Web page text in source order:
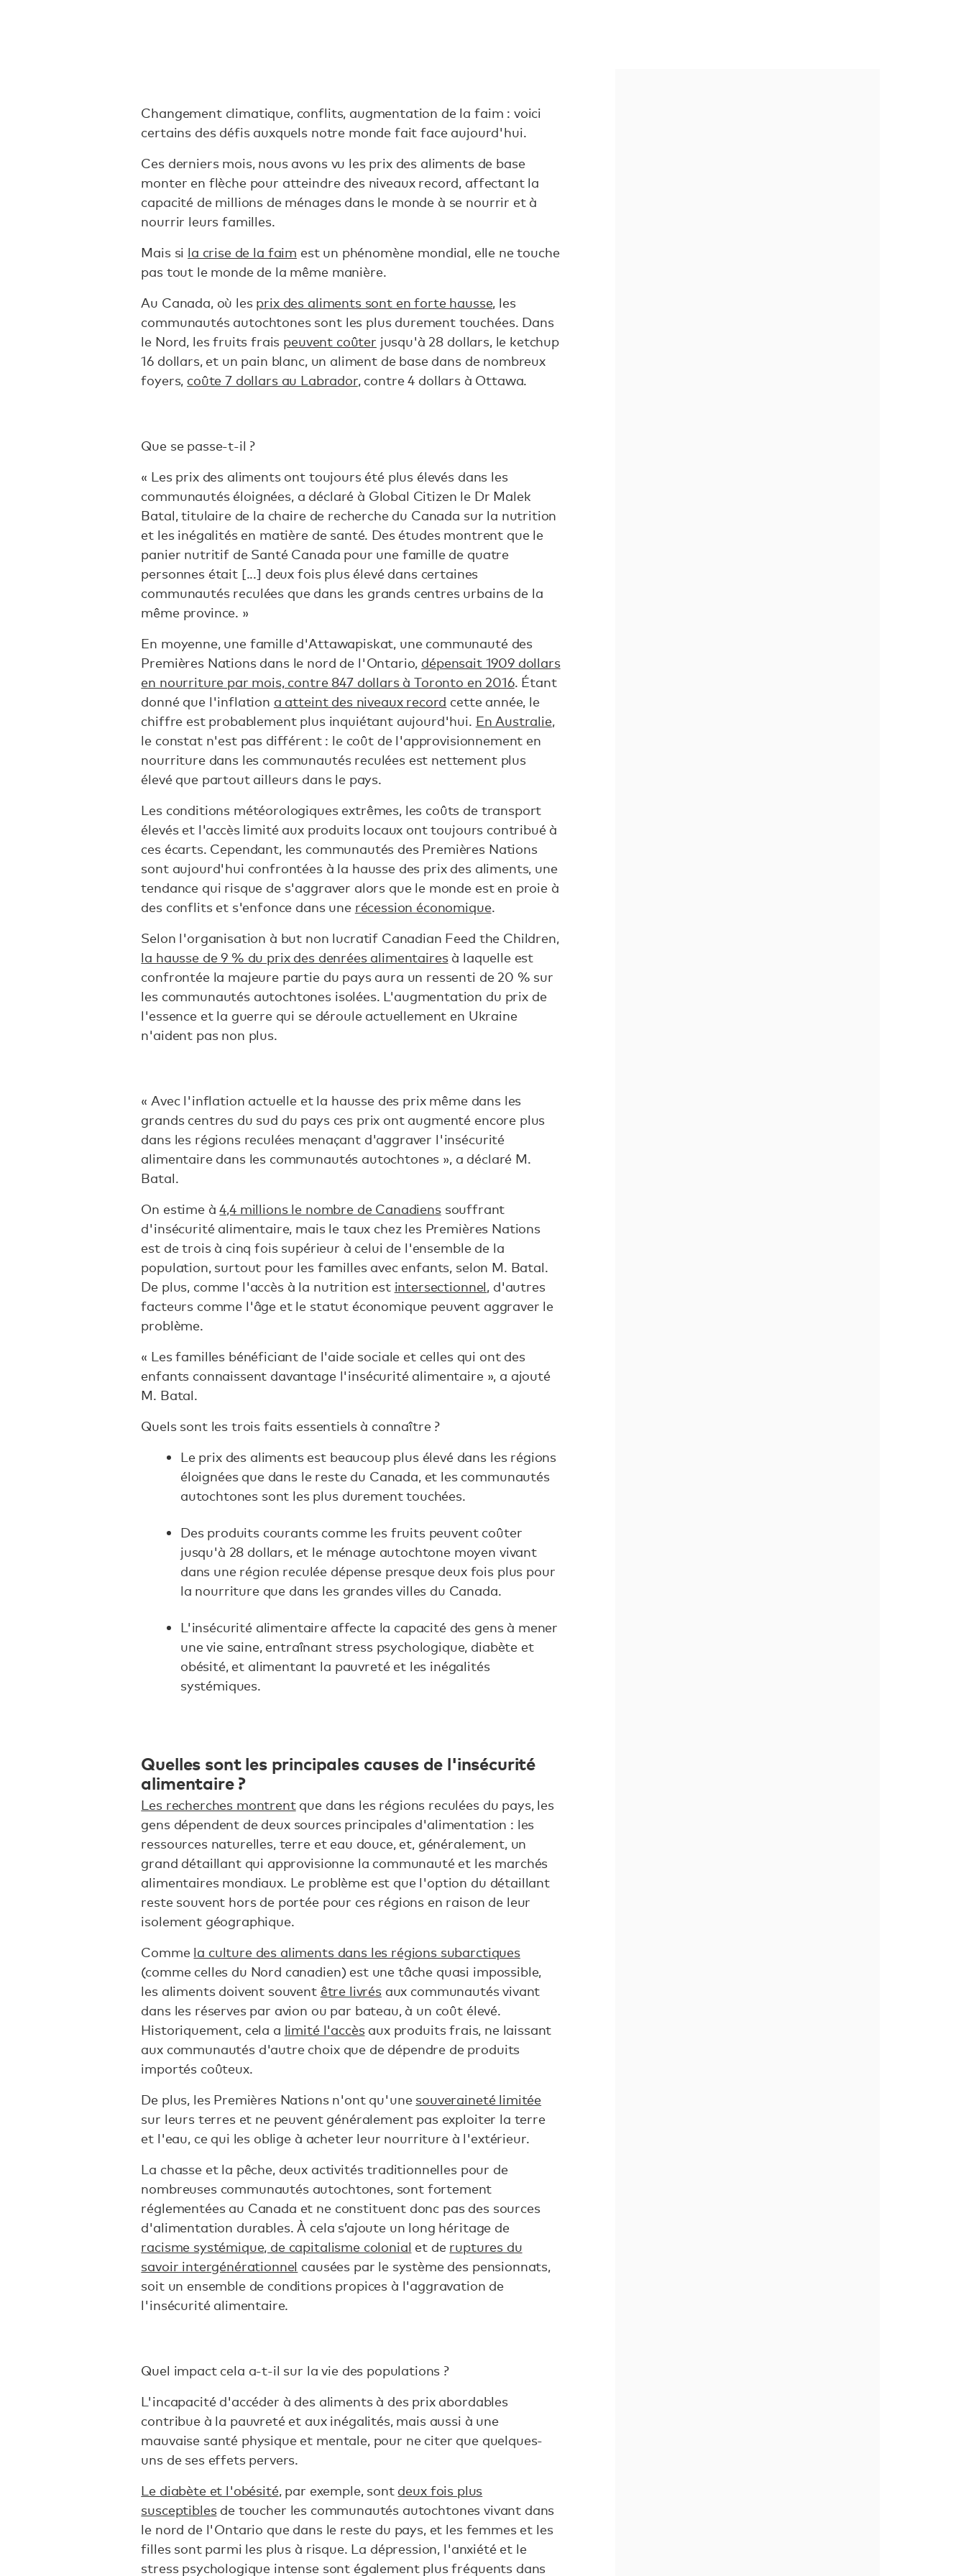
Changement climatique, conflits, augmentation de la faim : voici
certains des défis auxquels notre monde fait face aujourd'hui.
Ces derniers mois, nous avons vu les prix des aliments de base
monter en flèche pour atteindre des niveaux record, affectant la
capacité de millions de ménages dans le monde à se nourrir et à
nourrir leurs familles.
Mais si la crise de la faim est un phénomène mondial, elle ne touche
pas tout le monde de la même manière.
Au Canada, où les prix des aliments sont en forte hausse, les
communautés autochtones sont les plus durement touchées. Dans
le Nord, les fruits frais peuvent coûter jusqu'à 28 dollars, le ketchup
16 dollars, et un pain blanc, un aliment de base dans de nombreux
foyers, coûte 7 dollars au Labrador, contre 4 dollars à Ottawa.
Que se passe-t-il ?
« Les prix des aliments ont toujours été plus élevés dans les
communautés éloignées, a déclaré à Global Citizen le Dr Malek
Batal, titulaire de la chaire de recherche du Canada sur la nutrition
et les inégalités en matière de santé. Des études montrent que le
panier nutritif de Santé Canada pour une famille de quatre
personnes était [...] deux fois plus élevé dans certaines
communautés reculées que dans les grands centres urbains de la
même province. »
En moyenne, une famille d'Attawapiskat, une communauté des
Premières Nations dans le nord de l'Ontario, dépensait 1909 dollars
en nourriture par mois, contre 847 dollars à Toronto en 2016. Étant
donné que l'inflation a atteint des niveaux record cette année, le
chiffre est probablement plus inquiétant aujourd'hui. En Australie,
le constat n'est pas différent : le coût de l'approvisionnement en
nourriture dans les communautés reculées est nettement plus
élevé que partout ailleurs dans le pays.
Les conditions météorologiques extrêmes, les coûts de transport
élevés et l'accès limité aux produits locaux ont toujours contribué à
ces écarts. Cependant, les communautés des Premières Nations
sont aujourd'hui confrontées à la hausse des prix des aliments, une
tendance qui risque de s'aggraver alors que le monde est en proie à
des conflits et s'enfonce dans une récession économique.
Selon l'organisation à but non lucratif Canadian Feed the Children,
la hausse de 9 % du prix des denrées alimentairesà laquelle est
confrontée la majeure partie du pays aura un ressenti de 20 % sur
les communautés autochtones isolées. L'augmentation du prix de
l'essence et la guerre qui se déroule actuellement en Ukraine
n'aident pas non plus.
« Avec l'inflation actuelle et la hausse des prix même dans les
grands centres du sud du pays ces prix ont augmenté encore plus
dans les régions reculées menaçant d'aggraver l'insécurité
alimentaire dans les communautés autochtones », a déclaré M.
Batal.
On estime à4,4 millions le nombre de Canadienssouffrant
d'insécurité alimentaire, mais le taux chez les Premières Nations
est de trois à cinq fois supérieur à celui de l'ensemble de la
population, surtout pour les familles avec enfants, selon M. Batal.
De plus, comme l'accès à la nutrition est intersectionnel, d'autres
facteurs comme l'âge et le statut économique peuvent aggraver le
problème.
« Les familles bénéficiant de l'aide sociale et celles qui ont des
enfants connaissent davantage l'insécurité alimentaire », a ajouté
M. Batal.
Quels sont les trois faits essentiels à connaître ?
Le prix des aliments est beaucoup plus élevé dans les régions
éloignées que dans le reste du Canada, et les communautés
autochtones sont les plus durement touchées.
Des produits courants comme les fruits peuvent coûter
jusqu'à 28 dollars, et le ménage autochtone moyen vivant
dans une région reculée dépense presque deux fois plus pour
la nourriture que dans les grandes villes du Canada.
L'insécurité alimentaire affecte la capacité des gens à mener
une vie saine, entraînant stress psychologique, diabète et
obésité, et alimentant la pauvreté et les inégalités
systémiques.
Quelles sont les principales causes de l'insécurité
alimentaire ?
Les recherches montrentque dans les régions reculées du pays, les
gens dépendent de deux sources principales d'alimentation : les
ressources naturelles, terre et eau douce, et, généralement, un
grand détaillant qui approvisionne la communauté et les marchés
alimentaires mondiaux. Le problème est que l'option du détaillant
reste souvent hors de portée pour ces régions en raison de leur
isolement géographique.
Comme la culture des aliments dans les régions subarctiques
(comme celles du Nord canadien) est une tâche quasi impossible,
les aliments doivent souvent être livrésaux communautés vivant
dans les réserves par avion ou par bateau, à un coût élevé.
Historiquement, cela a limité l'accèsaux produits frais, ne laissant
aux communautés d'autre choix que de dépendre de produits
importés coûteux.
De plus, les Premières Nations n'ont qu'une souveraineté limitée
sur leurs terres et ne peuvent généralement pas exploiter la terre
et l'eau, ce qui les oblige à acheter leur nourriture à l'extérieur.
La chasse et la pêche, deux activités traditionnelles pour de
nombreuses communautés autochtones, sont fortement
réglementées au Canada et ne constituent donc pas des sources
d'alimentation durables. À cela s’ajoute un long héritage de
racisme systémique, de capitalisme colonial et de ruptures du
savoir intergénérationnel causées par le système des pensionnats,
soit un ensemble de conditions propices à l'aggravation de
l'insécurité alimentaire.
Quel impact cela a-t-il sur la vie des populations ?
L'incapacité d'accéder à des aliments à des prix abordables
contribue à la pauvreté et aux inégalités, mais aussi à une
mauvaise santé physique et mentale, pour ne citer que quelques-
uns de ses effets pervers.
Le diabète et l'obésité, par exemple, sont deux fois plus
susceptiblesde toucher les communautés autochtones vivant dans
le nord de l'Ontario que dans le reste du pays, et les femmes et les
filles sont parmi les plus à risque. La dépression, l'anxiété et le
stress psychologique intense sont également plus fréquents dans